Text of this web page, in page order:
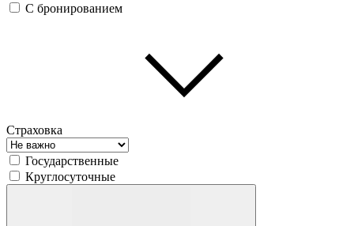
С бронированием
Страховка
Государственные
Круглосуточные